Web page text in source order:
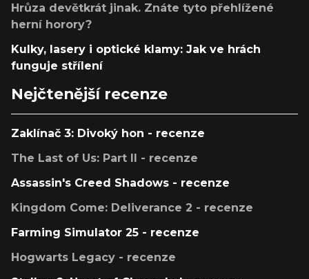
Hrůza devětkrát jinak. Znáte tyto přehlížené
herní horory?
Kulky, lasery i optické klamy: Jak ve hrách
funguje střílení
Nejčtenější recenze
Zaklínač 3: Divoký hon - recenze
The Last of Us: Part II - recenze
Assassin's Creed Shadows - recenze
Kingdom Come: Deliverance 2 - recenze
Farming Simulator 25 - recenze
Hogwarts Legacy - recenze